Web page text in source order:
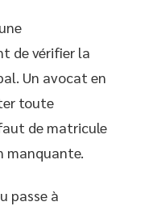
de vérifier la
Un avocat en
toute
de matricule
manquante.
passe à